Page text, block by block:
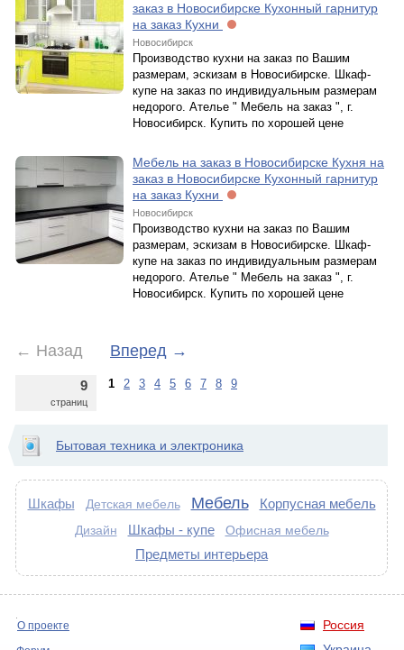
заказ в Новосибирске Кухонный гарнитур
на заказ Кухни
Новосибирск
Производство кухни на заказ по Вашим
размерам, эскизам в Новосибирске. Шкаф-
купе на заказ по индивидуальным размерам
недорого. Ателье " Мебель на заказ ", г.
Новосибирск. Купить по хорошей цене
Мебель на заказ в Новосибирске Кухня на
заказ в Новосибирске Кухонный гарнитур
на заказ Кухни
Новосибирск
Производство кухни на заказ по Вашим
размерам, эскизам в Новосибирске. Шкаф-
купе на заказ по индивидуальным размерам
недорого. Ателье " Мебель на заказ ", г.
Новосибирск. Купить по хорошей цене
← Назад Вперед →
9
страниц
1 2 3 4 5 6 7 8 9
Бытовая техника и электроника
Шкафы Детская мебель Мебель Корпусная мебель
Дизайн Шкафы - купе Офисная мебель
Предметы интерьера
Россия
О проекте